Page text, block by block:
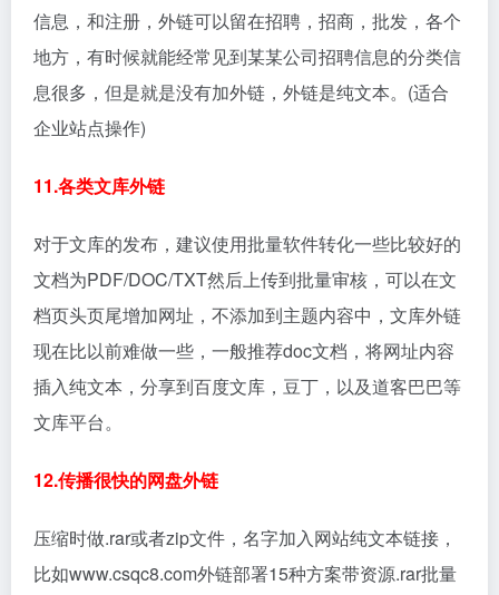
信息，和注册，外链可以留在招聘，招商，批发，各个
地方，有时候就能经常见到某某公司招聘信息的分类信
息很多，但是就是没有加外链，外链是纯文本。(适合
企业站点操作)
11.各类文库外链
对于文库的发布，建议使用批量软件转化一些比较好的
文档为PDF/DOC/TXT然后上传到批量审核，可以在文
档页头页尾增加网址，不添加到主题内容中，文库外链
现在比以前难做一些，一般推荐doc文档，将网址内容
插入纯文本，分享到百度文库，豆丁，以及道客巴巴等
文库平台。
12.传播很快的网盘外链
压缩时做.rar或者zip文件，名字加入网站纯文本链接，
比如www.csqc8.com外链部署15种方案带资源.rar批量